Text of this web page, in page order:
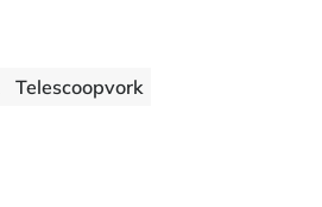
Telescoopvork